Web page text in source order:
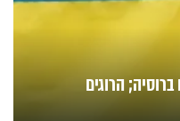
הרוגים